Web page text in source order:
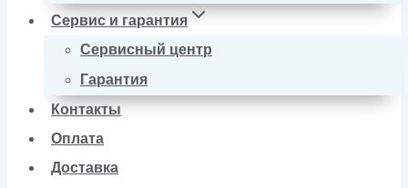
Сервис и гарантия
Сервисный центр
Гарантия
Контакты
Оплата
Доставка